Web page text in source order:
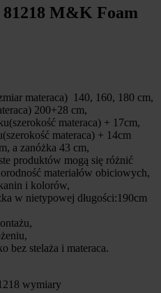
M&K Foam
materaca) 140, 160, 180 cm,
200+28 cm,
materaca) + 17cm,
materaca) + 14cm
a zanóżka 43 cm,
produktów mogą się różnić
materiałów obiciowych,
i kolorów,
w nietypowej długości:190cm
bez stelaża i materaca.